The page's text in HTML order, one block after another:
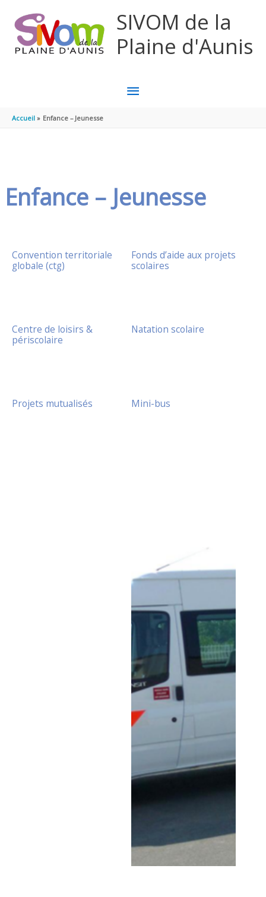
SIVOM de la
Plaine d'Aunis
MENU
Accueil Enfance – Jeunesse
Enfance – Jeunesse
Convention territoriale
globale (ctg)
Fonds d’aide aux projets
scolaires
Centre de loisirs &
périscolaire
Natation scolaire
Projets mutualisés Mini-bus